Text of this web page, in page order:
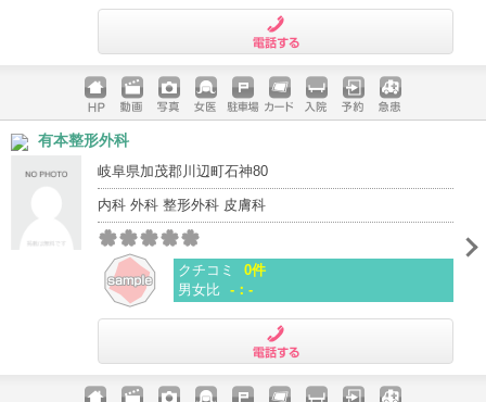
ホームペ
ージ
動画 写真 女医 駐車場
クレジッ
入院 予約 急患
有本整形外科
岐阜県加茂郡川辺町石神80
内科 外科 整形外科 皮膚科
クチコミ
0件
男女比 -：-